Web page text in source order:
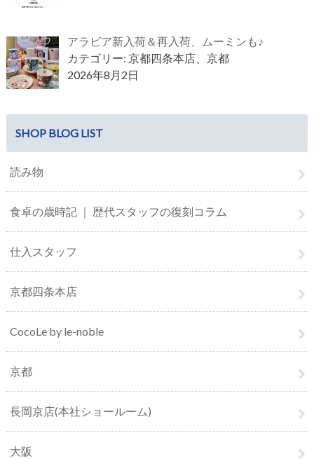
アラビア新入荷＆再入荷、ムーミンも♪
カテゴリー: 京都四条本店、京都
2026年8月2日
SHOP BLOG LIST
読み物
食卓の歳時記 ｜ 歴代スタッフの復刻コラム
仕入スタッフ
京都四条本店
CocoLe by le-noble
京都
長岡京店(本社ショールーム)
大阪